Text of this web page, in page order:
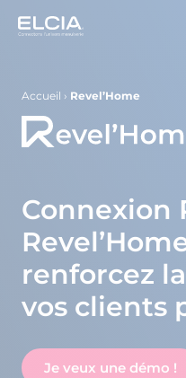
Accueil › Revel’Home
Connexion
renforcez
vos clients
Je veux une démo !